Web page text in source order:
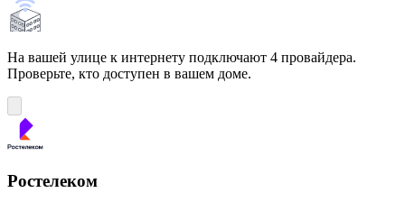
На вашей улице к интернету подключают 4 провайдера.
Проверьте, кто доступен в вашем доме.
Ростелеком